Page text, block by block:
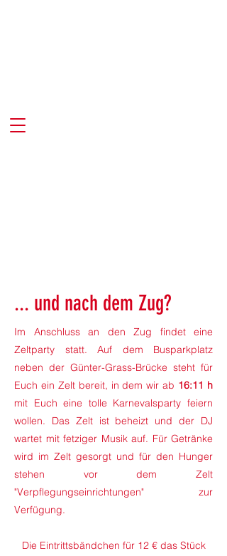
... und nach dem Zug?
Im Anschluss an den Zug findet eine
Zeltparty statt. Auf dem Busparkplatz
neben der Günter-Grass-Brücke steht für
Euch ein Zelt bereit, in dem wir ab 16:11 h
mit Euch eine tolle Karnevalsparty feiern
wollen. Das Zelt ist beheizt und der DJ
wartet mit fetziger Musik auf. Für Getränke
wird im Zelt gesorgt und für den Hunger
stehen vor dem Zelt
"Verpflegungseinrichtungen" zur
Verfügung.
Die Eintrittsbändchen für 12 € das Stück